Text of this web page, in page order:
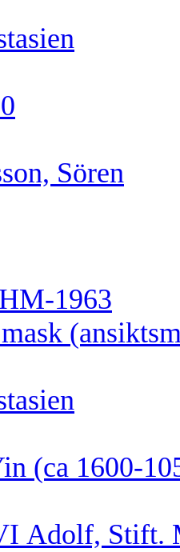
Sören
HM-1963
mask
(ca 1600-
Adolf, Stift.